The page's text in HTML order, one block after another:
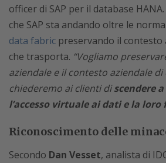
officer di SAP per il database
che SAP sta andando oltre le
data fabric preservando il contesto
che trasporta. “Vogliamo
aziendale e il contesto aziendale
chiederemo ai clienti discendere
l’accesso virtuale ai dati e la loro
Riconoscimento delle
Secondo Dan Vesset, analista di